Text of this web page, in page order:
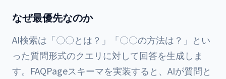
なぜ最優先なのか
AI検索は「〇〇とは？」「〇〇の方法は？」とい
った質問形式のクエリに対して回答を生成しま
す。FAQPageスキーマを実装すると、AIが質問と